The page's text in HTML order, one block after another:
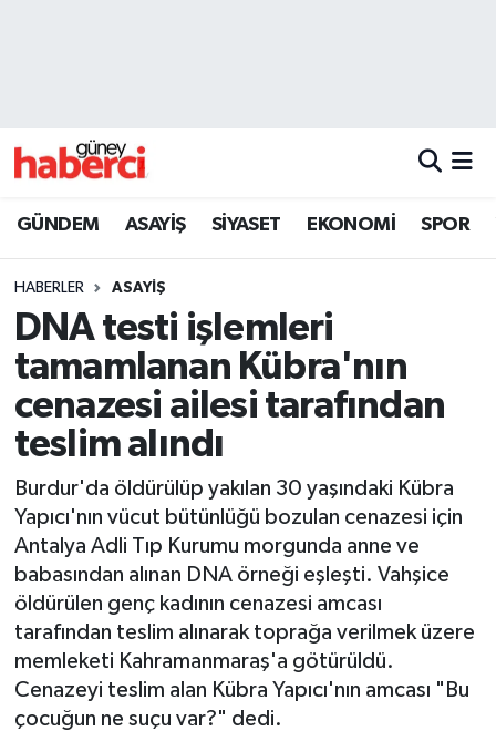
GÜNDEM ASAYİŞ SİYASET EKONOMİ SPOR
HABERLER ASAYİŞ
DNA testi işlemleri
tamamlanan Kübra'nın
cenazesi ailesi tarafından
teslim alındı
Burdur'da öldürülüp yakılan 30 yaşındaki Kübra
Yapıcı'nın vücut bütünlüğü bozulan cenazesi için
Antalya Adli Tıp Kurumu morgunda anne ve
babasından alınan DNA örneği eşleşti. Vahşice
öldürülen genç kadının cenazesi amcası
tarafından teslim alınarak toprağa verilmek üzere
memleketi Kahramanmaraş'a götürüldü.
Cenazeyi teslim alan Kübra Yapıcı'nın amcası "Bu
çocuğun ne suçu var?" dedi.
Beyoğlu Trafik Yoğunluk Haritası
Son Dakika Haberleri
Haber Arşivi